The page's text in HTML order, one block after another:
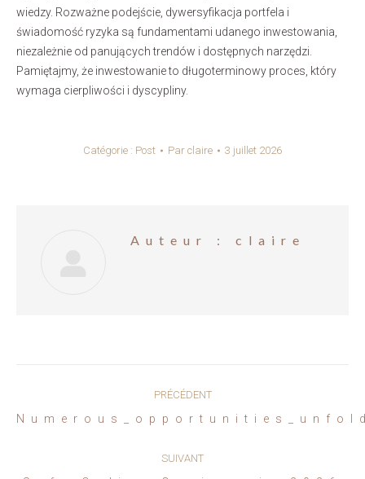
wiedzy. Rozważne podejście, dywersyfikacja portfela i
świadomość ryzyka są fundamentami udanego inwestowania,
niezależnie od panujących trendów i dostępnych narzędzi.
Pamiętajmy, że inwestowanie to długoterminowy proces, który
wymaga cierpliwości i dyscypliny.
Catégorie : Post Par claire 3 juillet 2026
Auteur : claire
PRÉCÉDENT
Article
:
SUIVANT